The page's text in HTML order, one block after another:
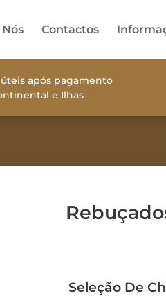
Contactos
após pagamento
e Ilhas
Seleção De